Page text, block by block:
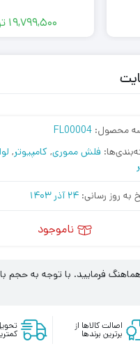
19,799,500
محصول: FL00004
فلش مموری, کامپیوتر,
به روز رسانی: 24 آذر 1403
ناموجود
فرمایید. با توجه به حجم
اصالت کالاها از
برترین برندها